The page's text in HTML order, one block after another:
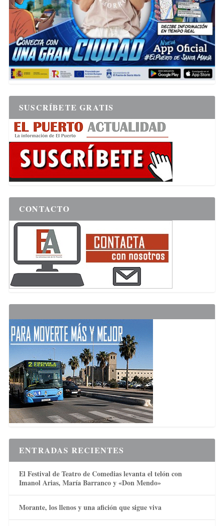
SUSCRÍBETE GRATIS
CONTACTO
ENTRADAS RECIENTES
El Festival de Teatro de Comedias levanta el telón con
Imanol Arias, María Barranco y «Don Mendo»
Morante, los llenos y una afición que sigue viva